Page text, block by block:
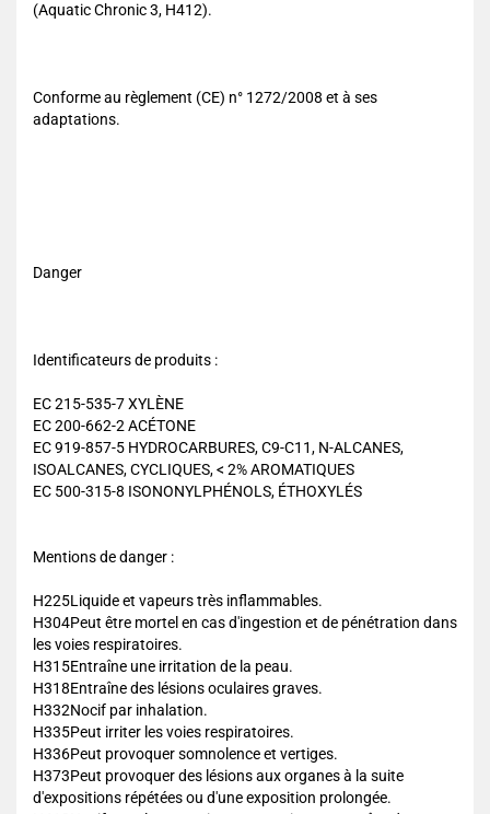
(Aquatic Chronic 3, H412).
Conforme au règlement (CE) n° 1272/2008 et à ses
adaptations.
Danger
Identificateurs de produits :
EC 215-535-7 XYLÈNE
EC 200-662-2 ACÉTONE
EC 919-857-5 HYDROCARBURES, C9-C11, N-ALCANES,
ISOALCANES, CYCLIQUES, < 2% AROMATIQUES
EC 500-315-8 ISONONYLPHÉNOLS, ÉTHOXYLÉS
Mentions de danger :
H225Liquide et vapeurs très inflammables.
H304Peut être mortel en cas d'ingestion et de pénétration dans
les voies respiratoires.
H315Entraîne une irritation de la peau.
H318Entraîne des lésions oculaires graves.
H332Nocif par inhalation.
H335Peut irriter les voies respiratoires.
H336Peut provoquer somnolence et vertiges.
H373Peut provoquer des lésions aux organes à la suite
d'expositions répétées ou d'une exposition prolongée.